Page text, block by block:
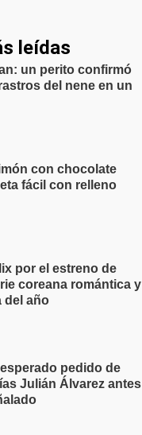
leídas
un perito confirmó
del nene en un
con chocolate
fácil con relleno
por el estreno de
coreana romántica y
del año
pedido de
Julián Álvarez antes